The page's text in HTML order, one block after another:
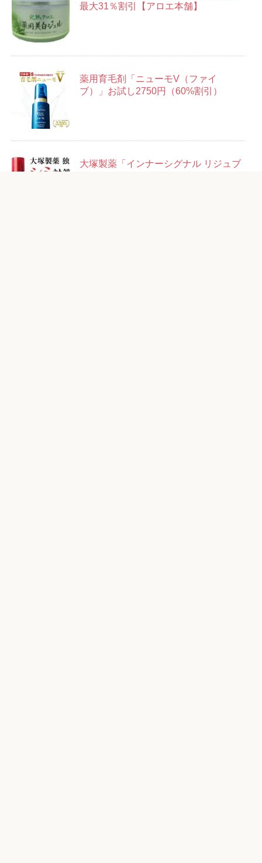
最大31％割引【アロエ本舗】
薬用育毛剤「ニューモV（ファイ
ブ）」お試し2750円（60%割引）
大塚製薬「インナーシグナル リジュブ